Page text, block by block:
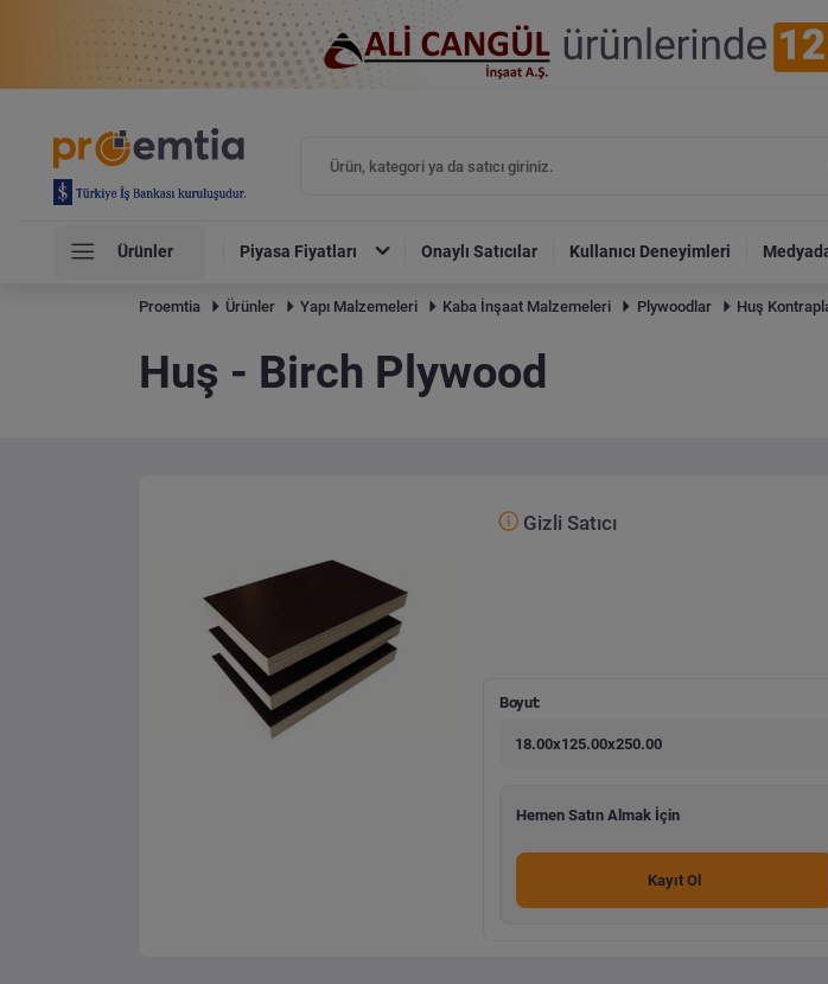
Ürünler Piyasa Fiyatları Onaylı Satıcılar Kullanıcı Deneyimleri
Proemtia Ürünler Yapı Malzemeleri Kaba İnşaat Malzemeleri Plywoodlar Huş
Huş - Birch Plywood
Gizli Satıcı
Boyut:
18.00x125.00x250.00
Hemen Satın Almak İçin
Kayıt Ol